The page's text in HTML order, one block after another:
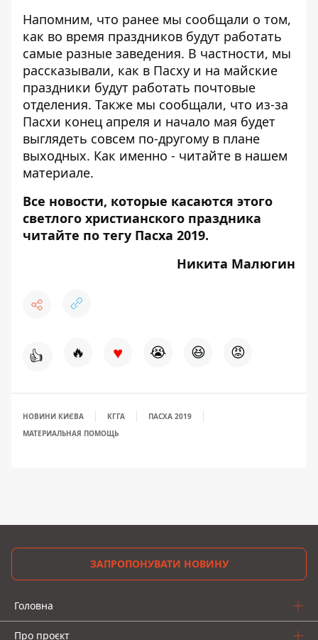
Напомним, что ранее мы сообщали о том,
как во время праздников будут работать
самые разные заведения. В частности, мы
рассказывали, как в Пасху и на майские
праздники будут работать почтовые
отделения. Также мы сообщали, что из-за
Пасхи конец апреля и начало мая будет
выглядеть совсем по-другому в плане
выходных. Как именно - читайте в нашем
материале.
Все новости, которые касаются этого
светлого христианского праздника
читайте по тегу Пасха 2019.
Никита Малюгин
👍 🔥 ♥ 😭 😆 😡
НОВИНИ КИЄВА КГГА
ПАСХА 2019
МАТЕРИАЛЬНАЯ ПОМОЩЬ
ЗАПРОПОНУВАТИ НОВИНУ
Головна
Про проєкт